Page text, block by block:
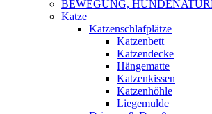
BEWEGUNG,
Katze
Katzenschlafplätze
Katzenbett
Katzendecke
Hängematte
Katzenkissen
Katzenhöhle
Liegemulde